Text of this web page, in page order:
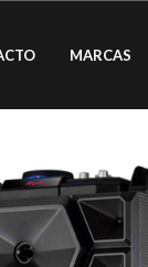
MARCAS